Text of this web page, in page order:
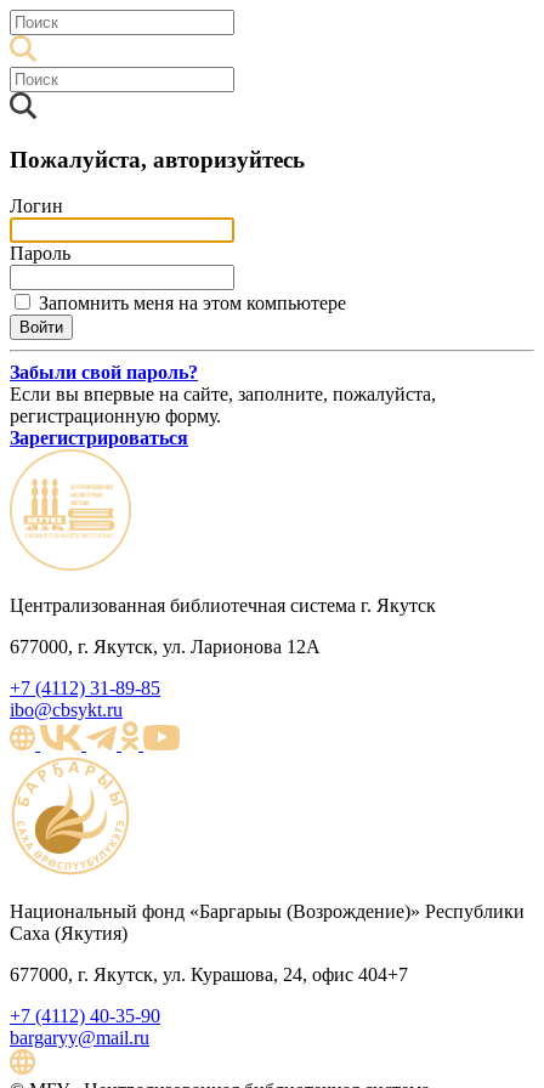
Пожалуйста, авторизуйтесь
Логин
Пароль
Запомнить меня на этом компьютере
Забыли свой пароль?
Если вы впервые на сайте, заполните, пожалуйста,
регистрационную форму.
Зарегистрироваться
Централизованная библиотечная система г. Якутск
677000, г. Якутск, ул. Ларионова 12А
+7 (4112) 31-89-85
ibo@cbsykt.ru
Национальный фонд «Баргарыы (Возрождение)» Республики
Саха (Якутия)
677000, г. Якутск, ул. Курашова, 24, офис 404+7
+7 (4112) 40-35-90
bargaryy@mail.ru